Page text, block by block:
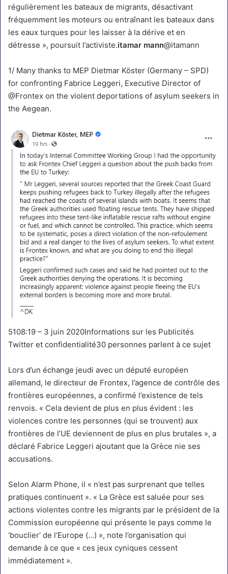
régulièrement les bateaux de migrants, désactivant
fréquemment les moteurs ou entraînant les bateaux dans
les eaux turques pour les laisser à la dérive et en
détresse », poursuit l’activiste.itamar mann@itamann
1/ Many thanks to MEP Dietmar Köster (Germany – SPD)
for confronting Fabrice Leggeri, Executive Director of
@Frontex on the violent deportations of asylum seekers in
the Aegean.
5108:19 – 3 juin 2020Informations sur les Publicités
Twitter et confidentialité30 personnes parlent à ce sujet
Lors d’un échange jeudi avec un député européen
allemand, le directeur de Frontex, l’agence de contrôle des
frontières européennes, a confirmé l’existence de tels
renvois. « Cela devient de plus en plus évident : les
violences contre les personnes (qui se trouvent) aux
frontières de l’UE deviennent de plus en plus brutales », a
déclaré Fabrice Leggeri ajoutant que la Grèce nie ses
accusations.
Selon Alarm Phone, il « n’est pas surprenant que telles
pratiques continuent ». « La Grèce est saluée pour ses
actions violentes contre les migrants par le président de la
Commission européenne qui présente le pays comme le
‘bouclier’ de l’Europe (…) », note l’organisation qui
demande à ce que « ces jeux cyniques cessent
immédiatement ».